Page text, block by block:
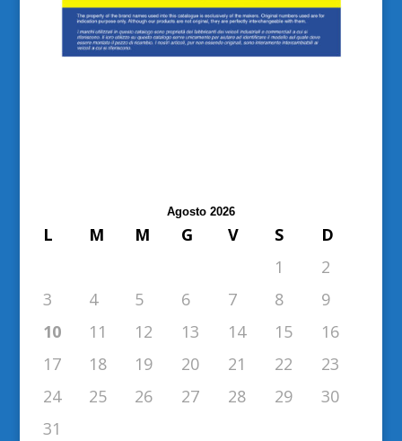
Agosto 2026
L M M G V S
D
1
2
3
4 5 6 7 8
9
10
11 12 13 14 15
16
17
18 19 20 21 22
23
24
25 26 27 28 29
30
31